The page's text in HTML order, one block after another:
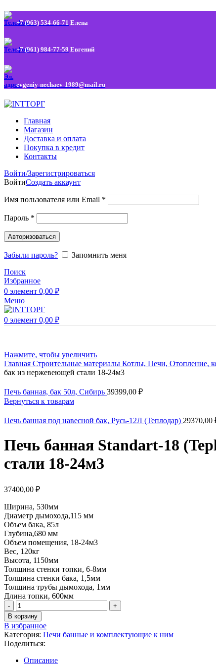
+7 (963) 534-66-71 Елена
+7 (961) 984-77-59 Евгений
evgeniy-nechaev-1989@mail.ru
Главная
Магазин
Доставка и оплата
Покупка в кредит
Контакты
Войти/Зарегистрироваться
ВойтиСоздать аккаунт
Имя пользователя или Email *
Пароль *
Авторизоваться
Забыли пароль?
Запомнить меня
Поиск
Избранное
0 элемент 0,00 ₽
Меню
0 элемент 0,00 ₽
Нажмите, чтобы увеличить
Главная Строительные материалы Котлы, Печи, Отопление,
бак из нержевеющей стали 18-24м3
Печь банная, бак 50л, Сибирь 39399,00 ₽
Вернуться к товарам
Печь банная под навесной бак, Русь-12Л (Теплодар) 29370,00
Печь банная Standart-18
стали 18-24м3
37400,00 ₽
Ширина, 530мм
Диаметр дымохода,115 мм
Объем бака, 85л
Глубина,680 мм
Объем помещения, 18-24м3
Вес, 120кг
Высота, 1150мм
Толщина стенки топки, 6-8мм
Толщина стенки бака, 1,5мм
Толщина трубы дымохода, 1мм
Длина топки, 600мм
В корзину
В избранное
Категория: Печи банные и комплектующие к ним
Поделиться:
Описание